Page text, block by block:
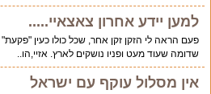
למען יידע אחרון צאצאיי.....
פעם הראה לי הזקן זקן אחר, שכל כולו כעין "פקעת"
שדומה שעוד מעט ופניו נושקים לארץ. אזיי,הו..
אין מסלול עוקף עם ישראל